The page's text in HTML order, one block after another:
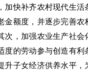
加快补齐农村现代生
金额度，并逐步完善
次，加强农业生产社
度的劳动参与创造有
升子女经济供养水平